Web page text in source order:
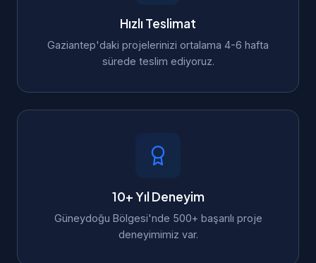
Hızlı Teslimat
Gaziantep'daki projelerinizi ortalama 4-6 hafta
sürede teslim ediyoruz.
10+ Yıl Deneyim
Güneydoğu Bölgesi'nde 500+ başarılı proje
deneyimimiz var.